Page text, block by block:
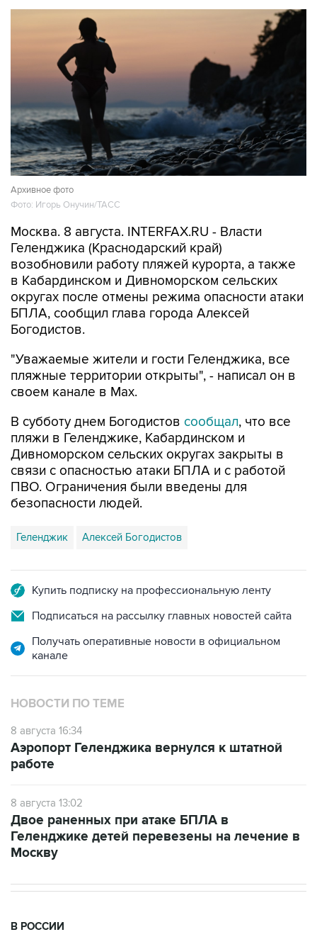
Архивное фото
Фото: Игорь Онучин/ТАСС
Москва. 8 августа. INTERFAX.RU - Власти
Геленджика (Краснодарский край)
возобновили работу пляжей курорта, а также
в Кабардинском и Дивноморском сельских
округах после отмены режима опасности атаки
БПЛА, сообщил глава города Алексей
Богодистов.
"Уважаемые жители и гости Геленджика, все
пляжные территории открыты", - написал он в
своем канале в Max.
В субботу днем Богодистов сообщал, что все
пляжи в Геленджике, Кабардинском и
Дивноморском сельских округах закрыты в
связи с опасностью атаки БПЛА и с работой
ПВО. Ограничения были введены для
безопасности людей.
Геленджик Алексей Богодистов
Купить подписку на профессиональную ленту
Подписаться на рассылку главных новостей сайта
Получать оперативные новости в официальном
канале
НОВОСТИ ПО ТЕМЕ
8 августа 16:34
Аэропорт Геленджика вернулся к штатной
работе
8 августа 13:02
Двое раненных при атаке БПЛА в
Геленджике детей перевезены на лечение в
Москву
В РОССИИ